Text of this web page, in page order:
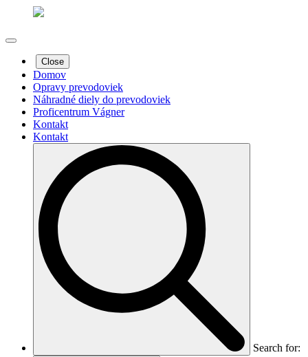
Close
Domov
Opravy prevodoviek
Náhradné diely do prevodoviek
Proficentrum Vágner
Kontakt
Kontakt
Search for: